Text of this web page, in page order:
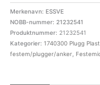
Merkenavn: ESSVE
NOBB-nummer: 21232541
Produktnummer: 21232541
Kategorier: 1740300 Plugg Plast
festem/plugger/anker,